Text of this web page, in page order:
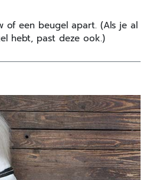
of een beugel apart. (Als je al
hebt, past deze ook.)